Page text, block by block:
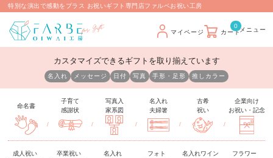
特別な演出で感動をプラス お祝いギフト専門店ファルベお祝い工房
マイページ
0
カート
カスタマイズできるギフトを取り揃えています
名入れ メッセージ 日付 写真 手形・足形 推しカラー
命名書
/
子育て
感謝状
/
写真入
家系図
/
名入れ
夫婦箸
/
古希
祝い
/
企業向け
お祝い・記念
成人祝い
卒業祝い
名入れ
フォト
名入れワイン
フラワー